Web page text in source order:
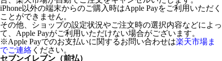
iPhone以外の端末からのご購入時はApple Payをご利用いただく
ことができません。
その他、ショップの設定状況やご注文時の選択内容などによっ
て、Apple Payがご利用いただけない場合がございます。
※Apple Payでのお支払いに関するお問い合わせは楽天市場ま
でご連絡 ください。
セブンイレブン（前払）